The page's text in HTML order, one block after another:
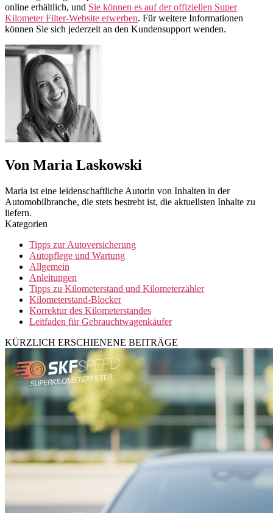
online erhältlich, und Sie können es auf der offiziellen Super
Kilometer Filter-Website erwerben. Für weitere Informationen
können Sie sich jederzeit an den Kundensupport wenden.
Von Maria Laskowski
Maria ist eine leidenschaftliche Autorin von Inhalten in der
Automobilbranche, die stets bestrebt ist, die aktuellsten Inhalte zu
liefern.
Kategorien
Tipps zur Autoversicherung
Autopflege und Wartung
Allgemein
Anleitungen
Tipps zu Kilometerstand und Kilometerzähler
Kilometerstand-Blocker
Korrektur des Kilometerstandes
Leitfaden für Gebrauchtwagenkäufer
KÜRZLICH ERSCHIENENE BEITRÄGE